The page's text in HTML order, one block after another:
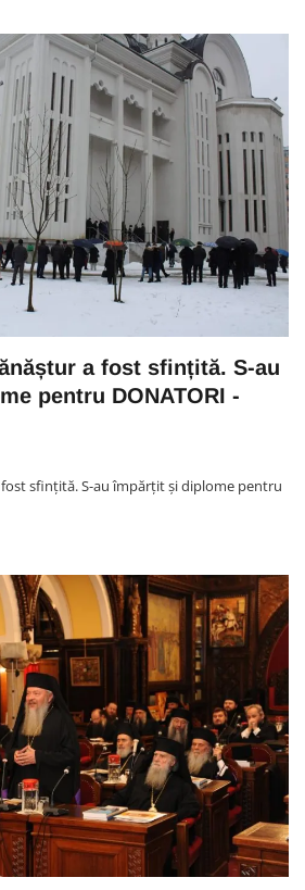
a fost sfințită. S-au
pentru DONATORI -
sfințită. S-au împărțit și diplome pentru